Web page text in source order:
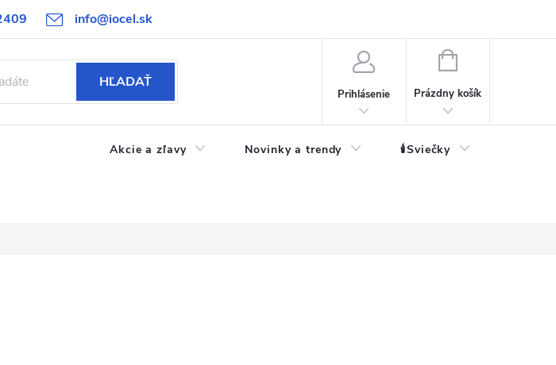
info@iocel.sk
Obľúbené Bezpečnostné informácie
HĽADAŤ
Prihlásenie
NÁKUPNÝ
Prázdny košík
Akcie a zľavy Novinky a trendy 🕯️Sviečky